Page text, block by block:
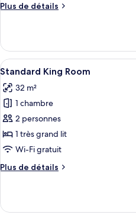
chambre :
avec
lits
jumeaux
Plus de détails
Plus
le
type
de
Chambre
Deluxe
avec
lits
jumeaux
Afficher
toutes
les
photos
pour
ce
type
chambre :
Room
10
Standard King Room
32 m²
1 chambre
2 personnes
1 très grand lit
Wi-Fi gratuit
Plus de détails
Plus
le